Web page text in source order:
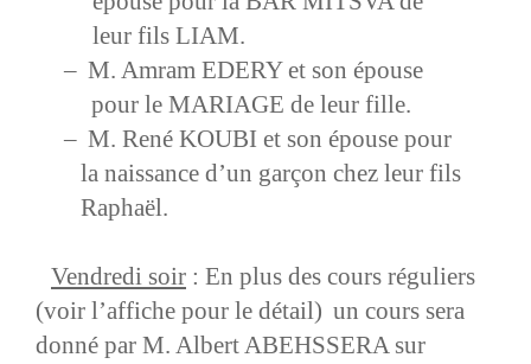
leur fils LIAM.
– M. Amram EDERY et son épouse
pour le MARIAGE de leur fille.
– M. René KOUBI et son épouse pour
la naissance d’un garçon chez leur fils
Raphaël.
Vendredi soir : En plus des cours réguliers
(voir l’affiche pour le détail) un cours sera
donné par M. Albert ABEHSSERA sur